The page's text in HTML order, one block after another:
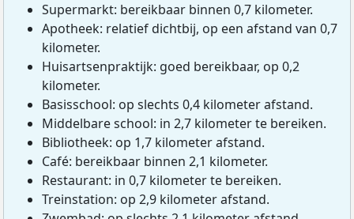
Supermarkt: bereikbaar binnen 0,7 kilometer.
Apotheek: relatief dichtbij, op een afstand van 0,7
kilometer.
Huisartsenpraktijk: goed bereikbaar, op 0,2
kilometer.
Basisschool: op slechts 0,4 kilometer afstand.
Middelbare school: in 2,7 kilometer te bereiken.
Bibliotheek: op 1,7 kilometer afstand.
Café: bereikbaar binnen 2,1 kilometer.
Restaurant: in 0,7 kilometer te bereiken.
Treinstation: op 2,9 kilometer afstand.